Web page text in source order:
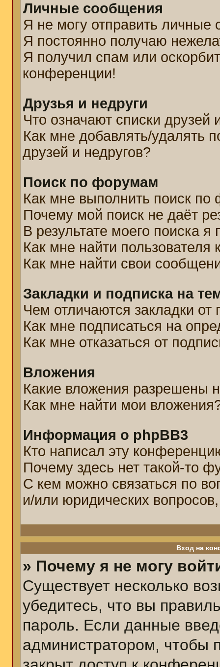
Личные сообщения
Я не могу отправить личные
Я постоянно получаю
Я получил спам или
конференции!
Друзья и недруги
Что означают списки друзей
Как мне добавлять/удалять
друзей и недругов?
Поиск по форумам
Как мне выполнить поиск
Почему мой поиск не даёт
В результате моего поиска
Как мне найти пользователя
Как мне найти свои
Закладки и подписка на
Чем отличаются закладки от
Как мне подписаться на
Как мне отказаться от
Вложения
Какие вложения разрешены
Как мне найти мои
Информация о phpBB3
Кто написал эту
Почему здесь нет такой-то
С кем можно связаться по
и/или юридических
Вход на
» Почему я не могу
Существует несколько
убедитесь, что вы
пароль. Если данные
администратором, чтобы